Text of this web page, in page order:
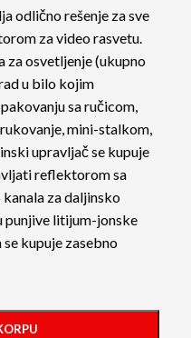
odlično rešenje za sve
za video rasvetu.
za osvetljenje (ukupno
u bilo kojim
sa ručicom,
mini-stalkom,
upravljač se kupuje
reflektorom sa
za daljinsko
punjive litijum-jonske
kupuje zasebno